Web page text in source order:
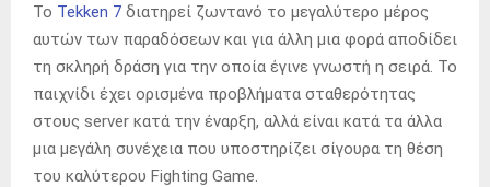
Το Tekken 7 διατηρεί ζωντανό το μεγαλύτερο μέρος
αυτών των παραδόσεων και για άλλη μια φορά αποδίδει
τη σκληρή δράση για την οποία έγινε γνωστή η σειρά. Το
παιχνίδι έχει ορισμένα προβλήματα σταθερότητας
στους server κατά την έναρξη, αλλά είναι κατά τα άλλα
μια μεγάλη συνέχεια που υποστηρίζει σίγουρα τη θέση
του καλύτερου Fighting Game.